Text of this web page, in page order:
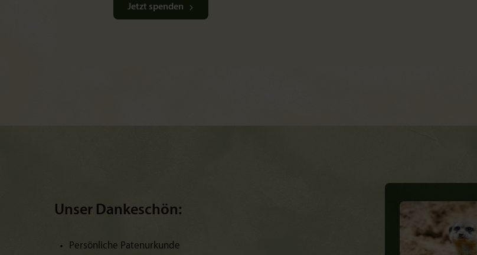
Jetzt spenden
Unser Dankeschön:
Persönliche Patenurkunde